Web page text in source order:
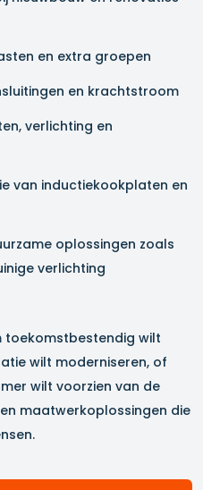
en extra groepen
en krachtstroom
verlichting en
van inductiekookplaten en
oplossingen zoals
verlichting
toekomstbestendig wilt
wilt moderniseren, of
wilt voorzien van de
maatwerkoplossingen die